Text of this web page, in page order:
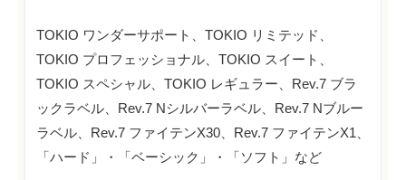
TOKIO ワンダーサポート、TOKIO リミテッド、
TOKIO プロフェッショナル、TOKIO スイート、
TOKIO スペシャル、TOKIO レギュラー、Rev.7 ブラ
ックラベル、Rev.7 Nシルバーラベル、Rev.7 Nブルー
ラベル、Rev.7 ファイテンX30、Rev.7 ファイテンX1、
「ハード」・「ベーシック」・「ソフト」など